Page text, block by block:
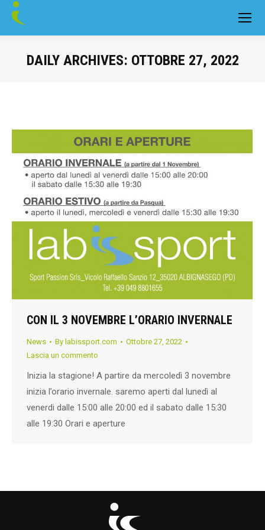
DAILY ARCHIVES: OTTOBRE 27, 2022
CON IL 3 NOVEMBRE L’ORARIO INVERNALE
News By labissport.com
Ottobre 27, 2022
Lascia un commento
Inizia la stagione! A partire da mercoledì 3 novembre
inizia l’orario invernale. saremo aperti dal lunedì al
venerdi dalle 15:00 alle 20:00 ed il sabato dalle 15:30
alle 19:30 Orari e aperture